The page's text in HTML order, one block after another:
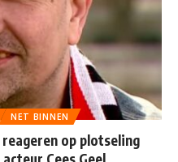
NET BINNEN
reageren op plotseling
Cees Geel